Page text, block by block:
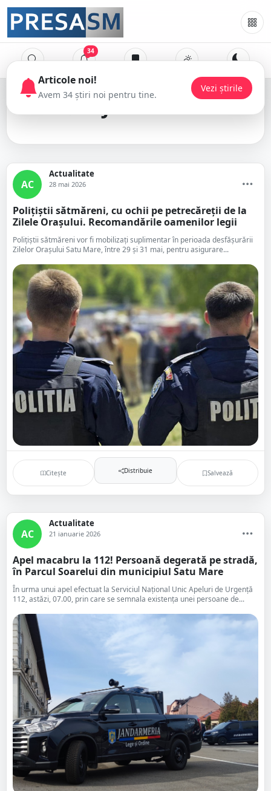
34
IPJ Satu Mare
AC
Actualitate
28 mai 2026
Polițiștii sătmăreni, cu ochii pe petrecăreții de la
Zilele Orașului. Recomandările oamenilor legii
Polițiștii sătmăreni vor fi mobilizați suplimentar în perioada desfășurării
Zilelor Orașului Satu Mare, între 29 și 31 mai, pentru asigurare...
Citește Distribuie Salvează
AC
Actualitate
21 ianuarie 2026
Apel macabru la 112! Persoană degerată pe stradă,
în Parcul Soarelui din municipiul Satu Mare
În urma unui apel efectuat la Serviciul Național Unic Apeluri de Urgență
112, astăzi, 07.00, prin care se semnala existența unei persoane de...